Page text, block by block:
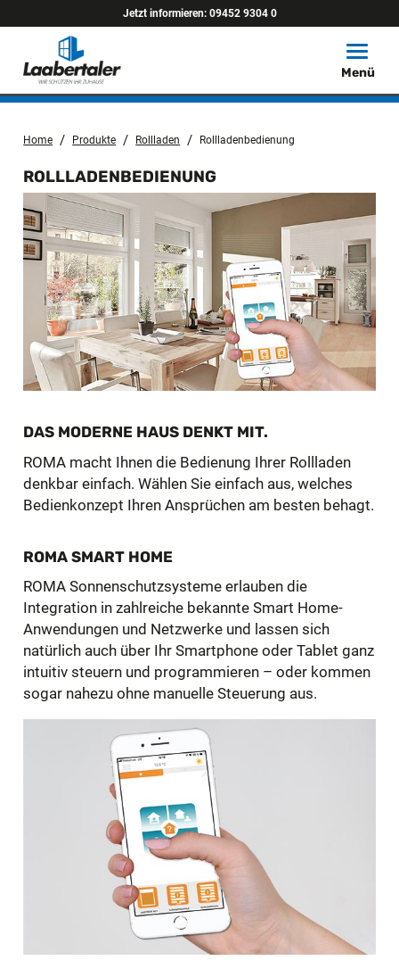
Jetzt informieren: 09452 9304 0
Menü
Home / Produkte / Rollladen / Rollladenbedienung
ROLLLADENBEDIENUNG
DAS MODERNE HAUS DENKT MIT.
ROMA macht Ihnen die Bedienung Ihrer Rollladen
denkbar einfach. Wählen Sie einfach aus, welches
Bedienkonzept Ihren Ansprüchen am besten behagt.
ROMA SMART HOME
ROMA Sonnenschutzsysteme erlauben die
Integration in zahlreiche bekannte Smart Home-
Anwendungen und Netzwerke und lassen sich
natürlich auch über Ihr Smartphone oder Tablet ganz
intuitiv steuern und programmieren – oder kommen
sogar nahezu ohne manuelle Steuerung aus.